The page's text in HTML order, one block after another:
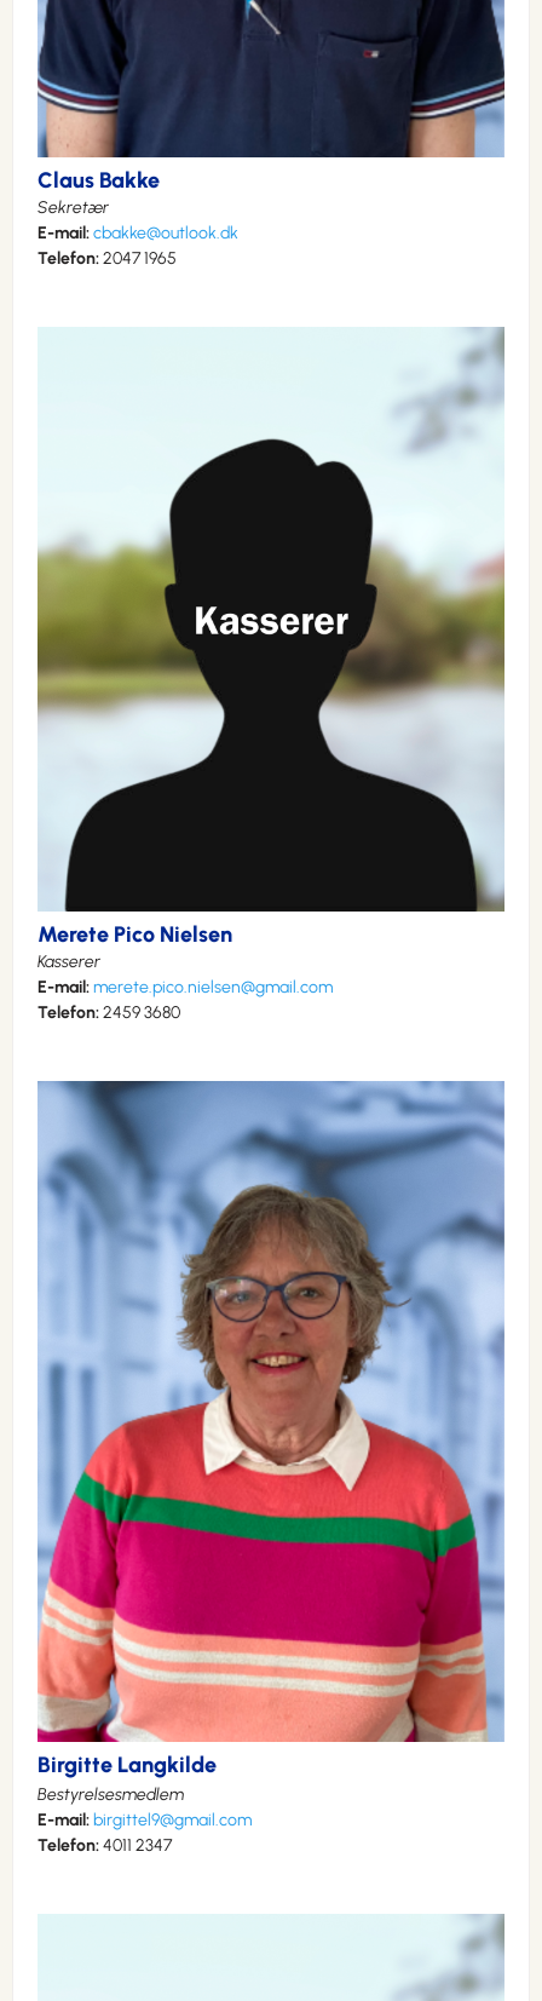
Claus Bakke
Sekretær
E-mail:cbakke@outlook.dk
Telefon:2047 1965
Merete Pico Nielsen
Kasserer
E-mail:merete.pico.nielsen@gmail.com
Telefon:2459 3680
Birgitte Langkilde
Bestyrelsesmedlem
E-mail: birgittel9@gmail.com
Telefon:4011 2347